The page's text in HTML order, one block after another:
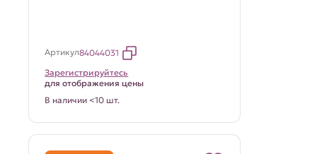
Артикул84044031
Зарегистрируйтесь
для отображения цены
В наличии <10 шт.